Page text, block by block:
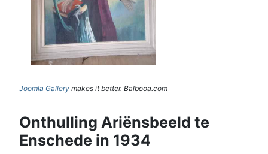
Joomla Gallery makes it better. Balbooa.com
Onthulling Ariënsbeeld te
Enschede in 1934